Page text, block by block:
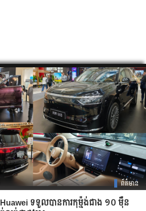
ព័ត៌មាន
ទទួលបានការកុម្ម៉ង់ជាង ១០ ម៉ឺន